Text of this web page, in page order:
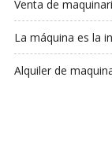
Venta de
La máquina es la
Alquiler de